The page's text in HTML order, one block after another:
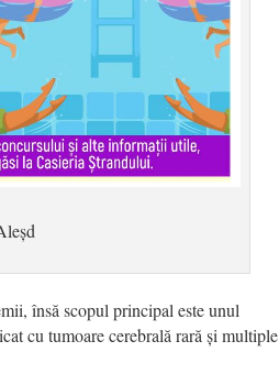
însă scopul principal este unul
cu tumoare cerebrală rară și multiple